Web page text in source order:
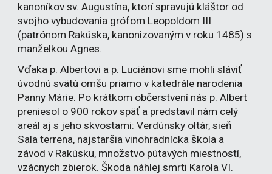
kanoníkov sv. Augustína, ktorí spravujú kláštor od
svojho vybudovania grófom Leopoldom III
(patrónom Rakúska, kanonizovaným v roku 1485) s
manželkou Agnes.
Vďaka p. Albertovi a p. Luciánovi sme mohli sláviť
úvodnú svätú omšu priamo v katedrále narodenia
Panny Márie. Po krátkom občerstvení nás p. Albert
preniesol o 900 rokov späť a predstavil nám celý
areál aj s jeho skvostami: Verdúnsky oltár, sieň
Sala terrena, najstaršia vinohradnícka škola a
závod v Rakúsku, množstvo pútavých miestností,
vzácnych zbierok. Škoda náhlej smrti Karola VI.